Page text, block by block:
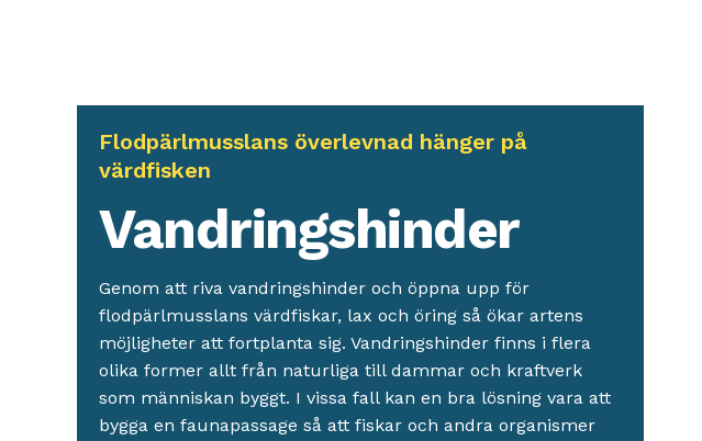
Flodpärlmusslans överlevnad hänger på
värdfisken
Vandringshinder
Genom att riva vandringshinder och öppna upp för
flodpärlmusslans värdfiskar, lax och öring så ökar artens
möjligheter att fortplanta sig. Vandringshinder finns i flera
olika former allt från naturliga till dammar och kraftverk
som människan byggt. I vissa fall kan en bra lösning vara att
bygga en faunapassage så att fiskar och andra organismer